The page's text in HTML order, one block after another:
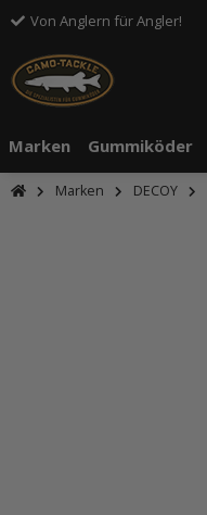
Von Anglern für Angler!
Marken Gummiköder
Marken DECOY